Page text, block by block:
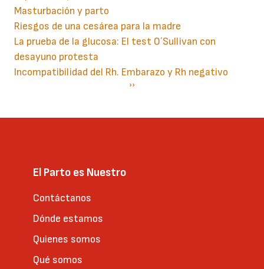
Masturbación y parto
Riesgos de una cesárea para la madre
La prueba de la glucosa: El test O´Sullivan con
desayuno protesta
Incompatibilidad del Rh. Embarazo y Rh negativo
Siguiente
››
El Parto es Nuestro
Contáctanos
Dónde estamos
Quienes somos
Qué somos